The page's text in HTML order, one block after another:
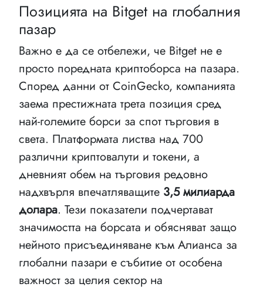
Позицията на Bitget на глобалния
пазар
Важно е да се отбележи, че Bitget не е
просто поредната криптоборса на пазара.
Според данни от CoinGecko, компанията
заема престижната трета позиция сред
най-големите борси за спот търговия в
света. Платформата листва над 700
различни криптовалути и токени, а
дневният обем на търговия редовно
надхвърля впечатляващите 3,5 милиарда
долара. Тези показатели подчертават
значимостта на борсата и обясняват защо
нейното присъединяване към Алианса за
глобални пазари е събитие от особена
важност за целия сектор на